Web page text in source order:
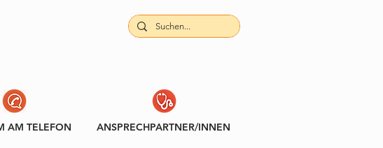
AM TELEFON ANSPRECHPARTNER/INNEN